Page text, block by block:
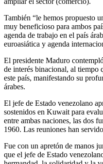
También “le hemos propuesto
muy beneficioso para ambos
agenda de trabajo en el país
euroasiática y agenda
El presidente Maduro
de interés binacional, al tiempo
este país, manifestando su
árabes.
El jefe de Estado venezolano
sostenidos en Kuwait para
entre ambas naciones, las dos
1960. Las reuniones han
Fue con un apretón de manos
que el jefe de Estado